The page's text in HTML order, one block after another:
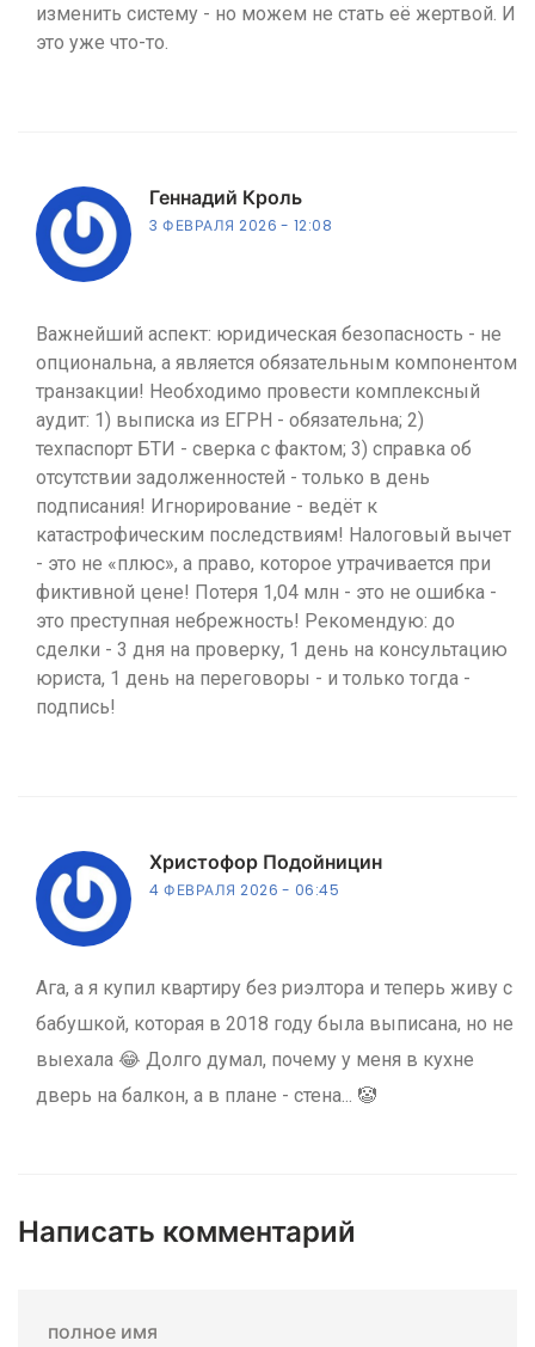
изменить систему - но можем не стать её жертвой. И
это уже что-то.
Геннадий Кроль
3 ФЕВРАЛЯ 2026 12:08
Важнейший аспект: юридическая безопасность - не
опциональна, а является обязательным компонентом
транзакции! Необходимо провести комплексный
аудит: 1) выписка из ЕГРН - обязательна; 2)
техпаспорт БТИ - сверка с фактом; 3) справка об
отсутствии задолженностей - только в день
подписания! Игнорирование - ведёт к
катастрофическим последствиям! Налоговый вычет
- это не «плюс», а право, которое утрачивается при
фиктивной цене! Потеря 1,04 млн - это не ошибка -
это преступная небрежность! Рекомендую: до
сделки - 3 дня на проверку, 1 день на консультацию
юриста, 1 день на переговоры - и только тогда -
подпись!
Христофор Подойницин
4 ФЕВРАЛЯ 2026 06:45
Ага, а я купил квартиру без риэлтора и теперь живу с
бабушкой, которая в 2018 году была выписана, но не
выехала 😂 Долго думал, почему у меня в кухне
дверь на балкон, а в плане - стена... 🤡
Написать комментарий
полное имя